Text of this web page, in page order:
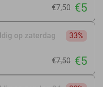
€7,50 €5
op zaterdag
33%
€7,50 €5